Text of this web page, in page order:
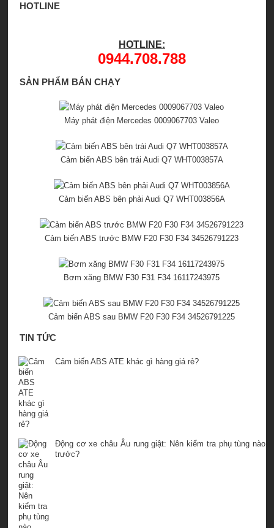
HOTLINE
HOTLINE:
0944.708.788
SẢN PHẨM BÁN CHẠY
Máy phát điện Mercedes 0009067703 Valeo
Cảm biến ABS bên trái Audi Q7 WHT003857A
Cảm biến ABS bên phải Audi Q7 WHT003856A
Cảm biến ABS trước BMW F20 F30 F34 34526791223
Bơm xăng BMW F30 F31 F34 16117243975
Cảm biến ABS sau BMW F20 F30 F34 34526791225
TIN TỨC
Cảm biến ABS ATE khác gì hàng giá rẻ?
Động cơ xe châu Âu rung giật: Nên kiểm tra phụ tùng nào
trước?